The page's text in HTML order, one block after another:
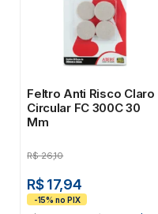
Feltro Anti Risco Claro
Circular FC 300C 30
Mm
R$ 26,10
R$ 17,94